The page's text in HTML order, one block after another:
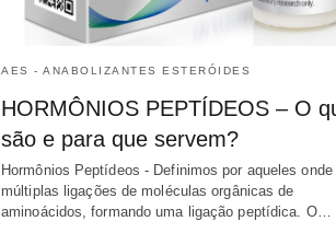
AES - ANABOLIZANTES ESTERÓIDES
HORMÔNIOS PEPTÍDEOS – O
são e para que servem?
Hormônios Peptídeos - Definimos por aqueles onde
múltiplas ligações de moléculas orgânicas de
aminoácidos, formando uma ligação peptídica. O…